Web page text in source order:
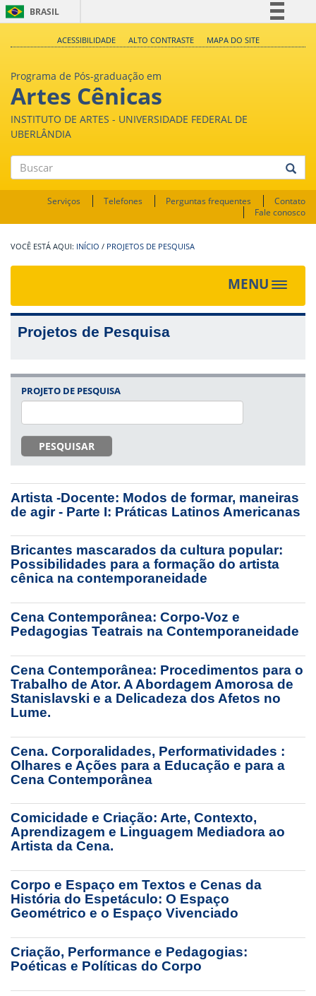
BRASIL
Legislação
ACESSIBILIDADE ALTO CONTRASTE MAPA DO SITE
Programa de Pós-graduação em
Artes Cênicas
INSTITUTO DE ARTES - UNIVERSIDADE FEDERAL DE
UBERLÂNDIA
Buscar
Serviços Telefones Perguntas frequentes
Contato
Fale conosco
INÍCIO / PROJETOS DE PESQUISA
MENU
Toggle
Projetos de Pesquisa
PROJETO DE PESQUISA
PESQUISAR
Artista -Docente: Modos de formar, maneiras
de agir - Parte I: Práticas Latinos Americanas
Bricantes mascarados da cultura popular:
Possibilidades para a formação do artista
cênica na contemporaneidade
Cena Contemporânea: Corpo-Voz e
Pedagogias Teatrais na Contemporaneidade
Cena Contemporânea: Procedimentos para o
Trabalho de Ator. A Abordagem Amorosa de
Stanislavski e a Delicadeza dos Afetos no
Lume.
Cena. Corporalidades, Performatividades :
Olhares e Ações para a Educação e para a
Cena Contemporânea
Comicidade e Criação: Arte, Contexto,
Aprendizagem e Linguagem Mediadora ao
Artista da Cena.
Corpo e Espaço em Textos e Cenas da
História do Espetáculo: O Espaço
Geométrico e o Espaço Vivenciado
Criação, Performance e Pedagogias:
Poéticas e Políticas do Corpo